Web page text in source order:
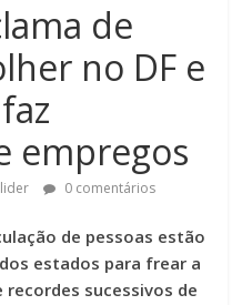
de
no DF e
empregos
0 comentários
de pessoas estão
estados para frear a
sucessivos de